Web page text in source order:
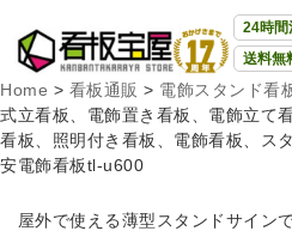
24時間
送料無
Home > 看板通販 > 電飾スタンド看
式立看板、電飾置き看板、電飾立て
看板、照明付き看板、電飾看板、ス
安電飾看板tl-u600
屋外で使える薄型スタンドサイン